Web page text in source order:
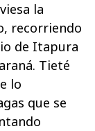
la
recorriendo
de Itapura
Tieté
lo
que se